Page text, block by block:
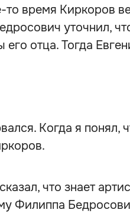
то время Киркоров
уточнил,
его отца. Тогда
Когда я понял,
что знает
Филиппа